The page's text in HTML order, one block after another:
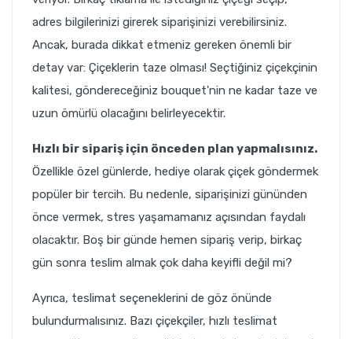
adres bilgilerinizi girerek siparişinizi verebilirsiniz.
Ancak, burada dikkat etmeniz gereken önemli bir
detay var: Çiçeklerin taze olması! Seçtiğiniz çiçekçinin
kalitesi, göndereceğiniz bouquet'nin ne kadar taze ve
uzun ömürlü olacağını belirleyecektir.
Hızlı bir sipariş için önceden plan yapmalısınız.
Özellikle özel günlerde, hediye olarak çiçek göndermek
popüler bir tercih. Bu nedenle, siparişinizi gününden
önce vermek, stres yaşamamanız açısından faydalı
olacaktır. Boş bir günde hemen sipariş verip, birkaç
gün sonra teslim almak çok daha keyifli değil mi?
Ayrıca, teslimat seçeneklerini de göz önünde
bulundurmalısınız. Bazı çiçekçiler, hızlı teslimat